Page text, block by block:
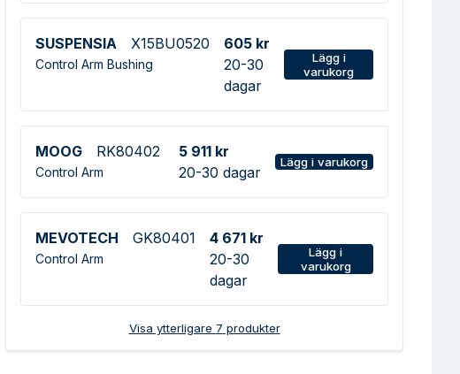
SUSPENSIA X15BU0520
Control Arm Bushing
605 kr
20-30
dagar
Lägg i
varukorg
MOOG RK80402
Control Arm
5 911 kr
20-30 dagar
Lägg i varukorg
MEVOTECH GK80401
Control Arm
4 671 kr
20-30
dagar
Lägg i
varukorg
Visa ytterligare 7 produkter